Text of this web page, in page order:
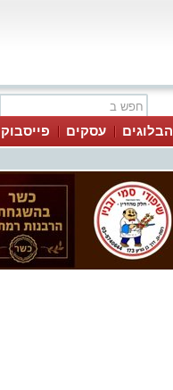
הבלוגים עסקים
פייסבוק